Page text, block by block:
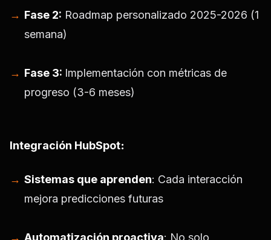
Fase 2: Roadmap personalizado 2025-2026 (1
semana)
Fase 3: Implementación con métricas de
progreso (3-6 meses)
Integración HubSpot:
Sistemas que aprenden: Cada interacción
mejora predicciones futuras
Automatización proactiva: No solo